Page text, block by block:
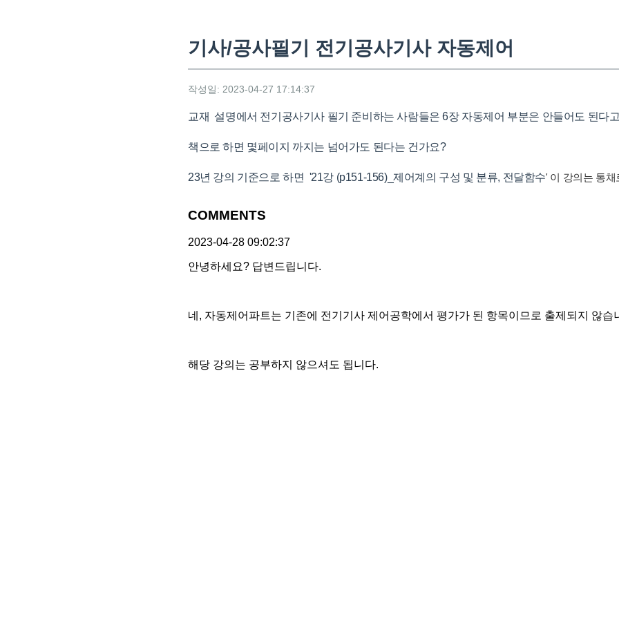
기사/공사필기 전기공사기사 자동제어
작성일: 2023-04-27 17:14:37
교재 설명에서 전기공사기사 필기 준비하는 사람들은 6장 자동제어 부분은 안들어도 된다
책으로 하면 몇페이지 까지는 넘어가도 된다는 건가요?
23년 강의 기준으로 하면 '21강 (p151-156)_제어계의 구성 및 분류, 전달함수' 이 강의는 통
COMMENTS
2023-04-28 09:02:37
안녕하세요? 답변드립니다.
네, 자동제어파트는 기존에 전기기사 제어공학에서 평가가 된 항목이므로 출제되지 않습
해당 강의는 공부하지 않으셔도 됩니다.